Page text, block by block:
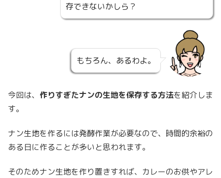
存できないかしら？
もちろん、あるわよ。
今回は、 作りすぎたナンの生地を保存する方法を紹介しま
す。
ナン生地を作るには発酵作業が必要なので、時間的余裕の
ある日に作ることが多いと思われます。
そのためナン生地を作り置きすれば、カレーのお供やアレ